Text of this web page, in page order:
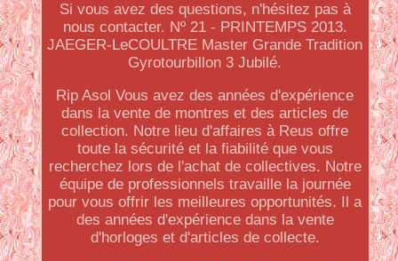
Si vous avez des questions, n'hésitez pas à
nous contacter. Nº 21 - PRINTEMPS 2013.
JAEGER-LeCOULTRE Master Grande Tradition
Gyrotourbillon 3 Jubilé.
Rip Asol Vous avez des années d'expérience
dans la vente de montres et des articles de
collection. Notre lieu d'affaires à Reus offre
toute la sécurité et la fiabilité que vous
recherchez lors de l'achat de collectives. Notre
équipe de professionnels travaille la journée
pour vous offrir les meilleures opportunités. Il a
des années d'expérience dans la vente
d'horloges et d'articles de collecte.